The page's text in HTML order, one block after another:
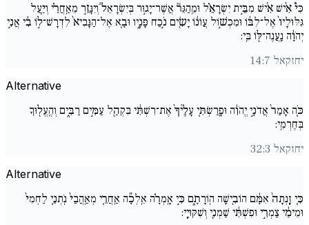
כִּי֩ אִ֨ישׁ אִ֜ישׁ מִבֵּ֣ית יִשְׂרָאֵ֗ל וּמֵֽהַגֵּר֘ אֲשֶׁר־יָג֣וּר בְּיִשְׂרָאֵל֒ וְיִנָּזֵ֣ר מֵאַֽחֲרַ֗י וְיַ֚עַל
גִּלּוּלָיו֙ אֶל־לִבּ֔וֹ וּמִכְשׁ֣וֹל עֲו‍ֹנ֔וֹ יָשִׂ֖ים נֹ֣כַח פָּנָ֑יו וּבָ֚א אֶל־הַנָּבִיא֙ לִדְרָשׁ־ל֣וֹ בִ֔י אֲנִ֣י
יְהֹוָ֔ה נַֽעֲנֶה־לּ֖וֹ בִּֽי:
יחזקאל 14:7
Alternative
כֹּ֚ה אָמַר֙ אֲדֹנָ֣י יֱהֹוִ֔ה וּפָֽרַשְׂתִּ֚י עָלֶ֙יךָ֙ אֶת־רִשְׁתִּ֔י בִּקְהַ֖ל עַמִּ֣ים רַבִּ֑ים וְהֶֽעֱל֖וּךָ
בְּחֶרְמִֽי:
יחזקאל 32:3
Alternative
כִּ֚י זָֽנְתָה֙ אִמָּ֔ם הוֹבִ֖ישָׁה הֽוֹרָתָ֑ם כִּ֣י אָֽמְרָ֗ה אֵֽלְכָ֞ה אַֽחֲרֵ֚י מְאַֽהֲבַי֙ נֹֽתְנֵ֚י לַחְמִי֙
וּמֵימַ֔י צַמְרִ֣י וּפִשְׁתִּ֔י שַׁמְנִ֖י וְשִׁקּוּיָֽי: